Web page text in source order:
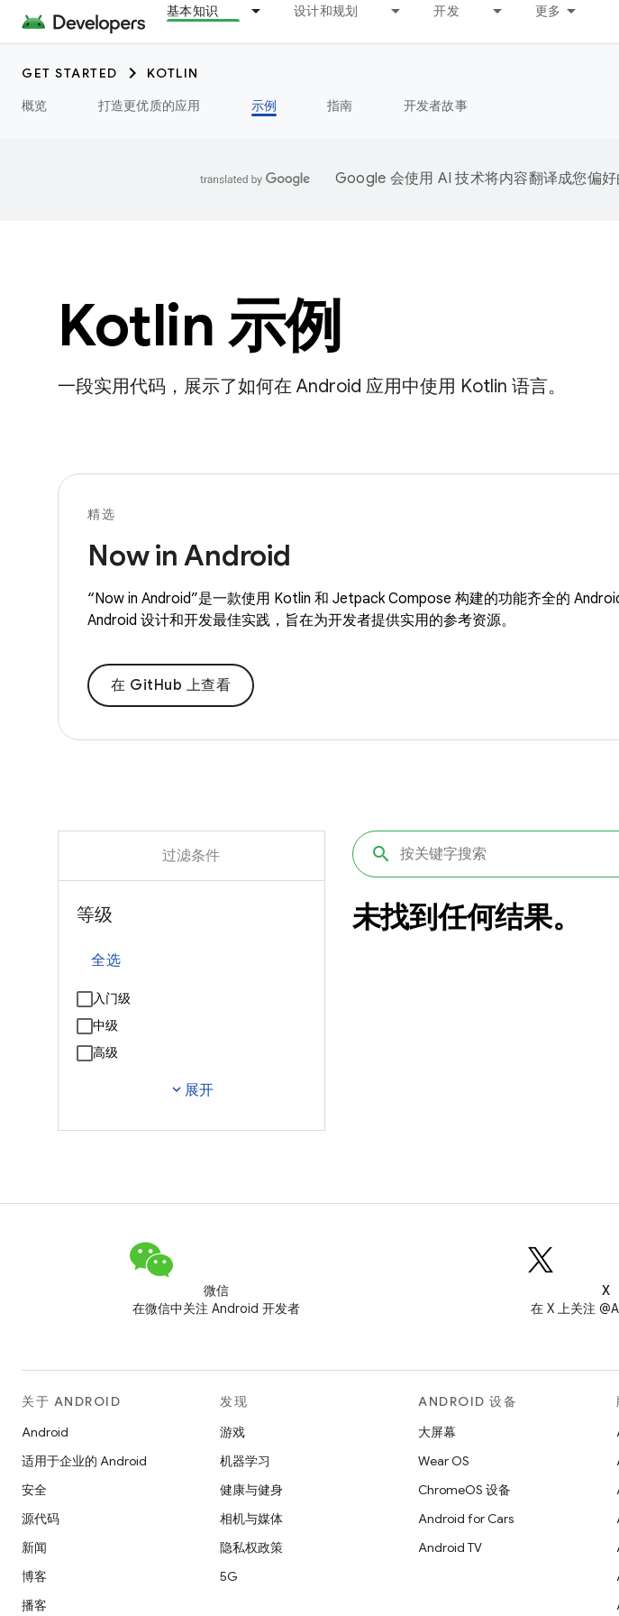
基本知识 设计和规划 开发 更多
GET STARTED
KOTLIN
概览
打造更优质的应用 示例 指南 开发者故事
Google 会使用 AI 技术将内容翻译成您偏好
Kotlin 示例
一段实用代码，展示了如何在 Android 应用中使用 Kotlin 语言。
精选
Now in Android
“Now in Android”是一款使用 Kotlin 和 Jetpack Compose 构建的功能齐全的
Android 设计和开发最佳实践，旨在为开发者提供实用的参考资源。
在 GitHub 上查看
过滤条件
等级
全选
入门级
中级
高级
expand_more 展开
未找到任何结果。
微信
在微信中关注 Android 开发者
X
在 X 上关注
关于 ANDROID
Android
适用于企业的 Android
安全
源代码
新闻
博客
播客
发现
游戏
机器学习
健康与健身
相机与媒体
隐私权政策
5G
ANDROID 设备
大屏幕
Wear OS
ChromeOS 设备
Android for Cars
Android TV